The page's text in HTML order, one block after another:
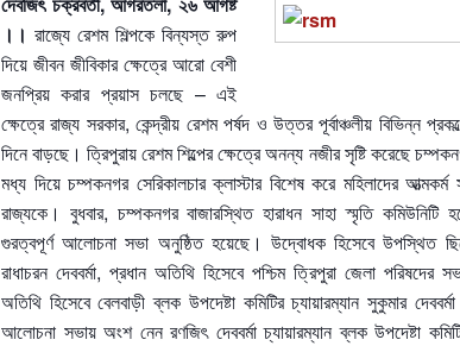
।। রাজ্যে রেশম শিল্পকে বিন্যস্ত রুপ
দিয়ে জীবন জীবিকার ক্ষেত্রে আরো বেশী
জনপ্রিয় করার প্রয়াস চলছে – এই
ক্ষেত্রে রাজ্য সরকার, কেন্দ্রীয় রেশম পর্ষদ ও উত্তর পূর্বাঞ্চলীয় বিভিন্ন
দিনে বাড়ছে। ত্রিপুরায় রেশম শিল্পের ক্ষেত্রে অনন্য নজীর সৃষ্টি করেছে
মধ্য দিয়ে চম্পকনগর সেরিকালচার ক্লাস্টার বিশেষ করে মহিলাদের
রাজ্যকে। বুধবার, চম্পকনগর বাজারস্থিত হারাধন সাহা স্মৃতি কমিউনিটি
গুরত্বপূর্ণ আলোচনা সভা অনুষ্ঠিত হয়েছে। উদ্বোধক হিসেবে
রাধাচরন দেববর্মা, প্রধান অতিথি হিসেবে পশ্চিম ত্রিপুরা জেলা পরিষদের
অতিথি হিসেবে বেলবাড়ী ব্লক উপদেষ্টা কমিটির চ্যায়ারম্যান সুকুমার
আলোচনা সভায় অংশ নেন রণজিৎ দেববর্মা চ্যায়ারম্যান ব্লক উপদেষ্টা